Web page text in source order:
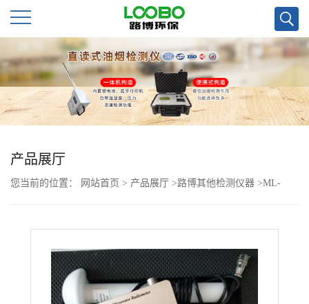
公
司
首
页
公
产品展厅
您当前的位置： 网站首页 > 产品展厅 >路博其他检测仪器 >ML-